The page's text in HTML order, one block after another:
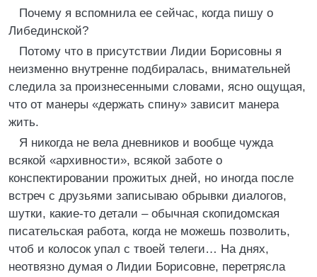
Почему я вспомнила ее сейчас, когда пишу о
Либединской?
Потому что в присутствии Лидии Борисовны я
неизменно внутренне подбиралась, внимательней
следила за произнесенными словами, ясно ощущая,
что от манеры «держать спину» зависит манера
жить.
Я никогда не вела дневников и вообще чужда
всякой «архивности», всякой заботе о
конспектировании прожитых дней, но иногда после
встреч с друзьями записываю обрывки диалогов,
шутки, какие-то детали – обычная скопидомская
писательская работа, когда не можешь позволить,
чтоб и колосок упал с твоей телеги… На днях,
неотвязно думая о Лидии Борисовне, перетрясла